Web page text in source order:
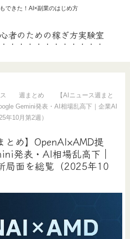
できた！AI×副業のはじめ方
者のための稼ぎ方実験室
週まとめ
【AIニュース週まと
Gemini発表・AI相場乱高下｜企業AI
年10月第2週）
とめ】OpenAI×AMD提
発表・AI相場乱高下｜
局面を総覧（2025年10